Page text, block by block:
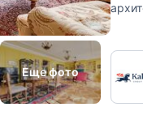
Еще фото